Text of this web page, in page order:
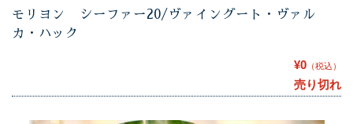
モリヨン シーファー20/ヴァイングート・ヴァル
カ・ハック
¥0 （税込）
売り切れ